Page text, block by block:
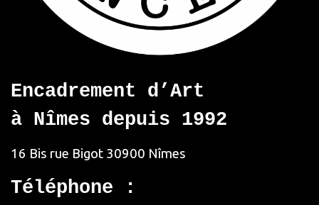
Encadrement d’Art
à Nîmes depuis 1992
16 Bis rue Bigot 30900 Nîmes
Téléphone :